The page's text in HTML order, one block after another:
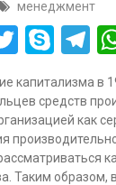
менеджмент
Twitter
капитализма в
средств
как
Таким образом,